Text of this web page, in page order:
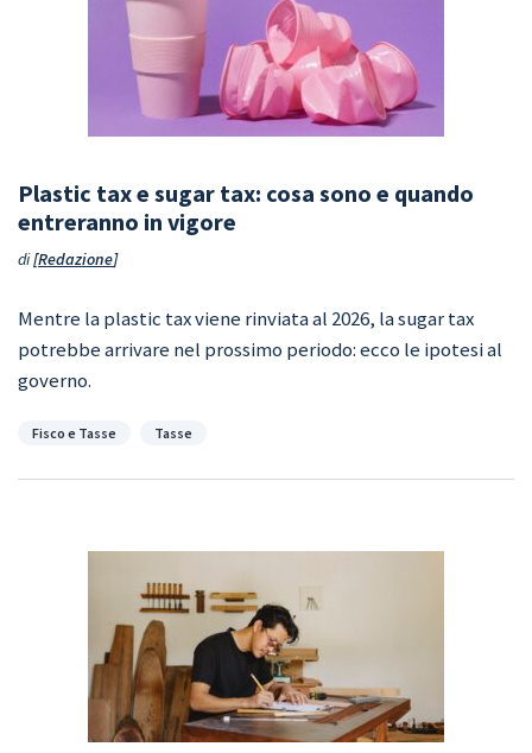
Plastic tax e sugar tax: cosa sono e quando
entreranno in vigore
di Redazione
Mentre la plastic tax viene rinviata al 2026, la sugar tax
potrebbe arrivare nel prossimo periodo: ecco le ipotesi al
governo.
Categorie
Fisco e Tasse Tasse